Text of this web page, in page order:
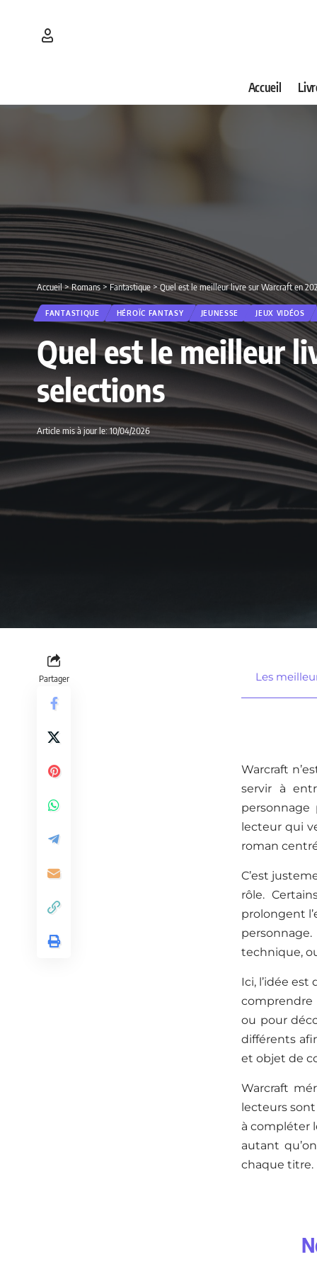
Accueil
Accueil>Romans>Fantastique>Quel est le meilleur livre sur Warcraft en
FANTASTIQUE HÉROÏC FANTASY JEUNESSE JEUX VIDÉOS
Quel est le meilleur
selections
Article mis à jour le: 10/04/2026
Partager Les
Warcraft
servir à
lecteur qui
roman
C’est
rôle.
prolongent
technique,
Ici, l’idée
comprendre
ou pour
différents
et objet de
Warcraft
lecteurs
à compléter
autant
chaque titre.